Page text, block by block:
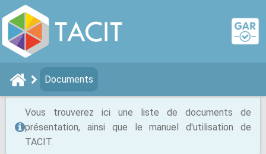
Documents
Vous trouverez ici une liste de documents de
présentation, ainsi que le manuel d'utilisation de
TACIT.